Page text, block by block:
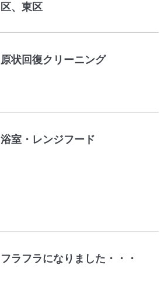
区、東区
原状回復クリーニング
浴室・レンジフード
フラフラになりました・・・